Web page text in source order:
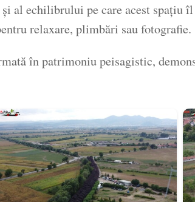
al echilibrului pe care acest
relaxare, plimbări sau fotografie.
în patrimoniu peisagistic,